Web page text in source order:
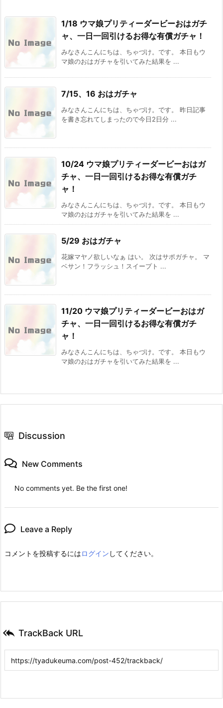
1/18 ウマ娘プリティーダービーおはガチ
ャ、一日一回引けるお得な有償ガチャ！
みなさんこんにちは、ちゃづけ。です。 本日もウ
マ娘のおはガチャを引いてみた結果を ...
7/15、16 おはガチャ
みなさんこんにちは、ちゃづけ。です。 昨日記事
を書き忘れてしまったので今日2日分 ...
10/24 ウマ娘プリティーダービーおはガ
チャ、一日一回引けるお得な有償ガチ
ャ！
みなさんこんにちは、ちゃづけ。です。 本日もウ
マ娘のおはガチャを引いてみた結果を ...
5/29 おはガチャ
花嫁マヤノ欲しいなぁ はい。 次はサポガチャ。 マ
ベサン！フラッシュ！スイープト ...
11/20 ウマ娘プリティーダービーおはガ
チャ、一日一回引けるお得な有償ガチ
ャ！
みなさんこんにちは、ちゃづけ。です。 本日もウ
マ娘のおはガチャを引いてみた結果を ...
Discussion
New Comments
No comments yet. Be the first one!
Leave a Reply
コメントを投稿するにはログイン してください。
 TrackBack URL